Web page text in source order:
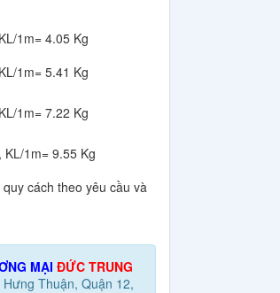
1m= 4.05 Kg
1m= 5.41 Kg
1m= 7.22 Kg
1m= 9.55 Kg
cách theo yêu cầu và
MẠIĐỨC TRUNG
Thuận, Quận 12,